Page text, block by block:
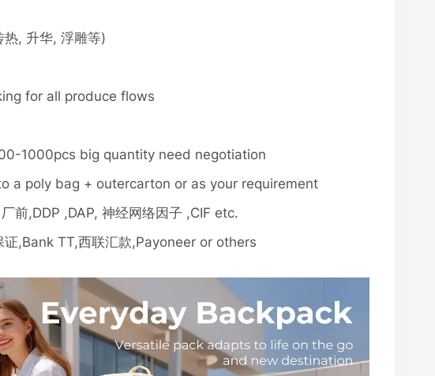
, 升华, 浮雕等)
for all produce flows
1000pcs big quantity need negotiation
a poly bag + outercarton or as your requirement
前,DDP ,DAP, 神经网络因子 ,CIF etc.
证,Bank TT,西联汇款,Payoneer or others